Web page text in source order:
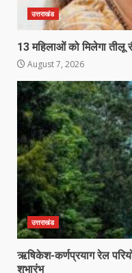
उत्तराखंड
13 महिलाओं को मिलेगा तीलू
August 7, 2026
उत्तराखंड
ऋषिकेश-कर्णप्रयाग रेल
शुभारंभ